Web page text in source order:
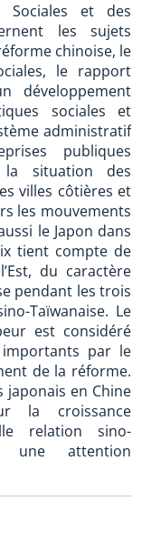
Sociales et des
les sujets
chinoise, le
le rapport
développement
sociales et
administratif
publiques
la situation des
villes côtières et
les mouvements
le Japon dans
tient compte de
du caractère
pendant les trois
Taïwanaise. Le
est considéré
par le
de la réforme.
japonais en Chine
la croissance
relation sino-
une attention